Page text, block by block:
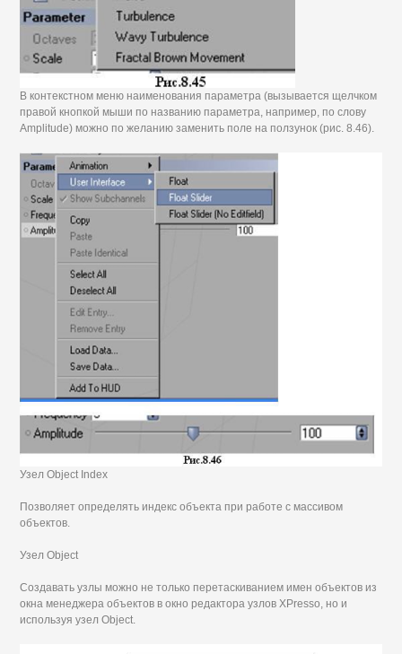
В контекстном меню наименования параметра (вызывается щелчком
правой кнопкой мыши по названию параметра, например, по слову
Amplitude) можно по желанию заменить поле на ползунок (рис. 8.46).
Узел Object Index
Позволяет определять индекс объекта при работе с массивом
объектов.
Узел Object
Создавать узлы можно не только перетаскиванием имен объектов из
окна менеджера объектов в окно редактора узлов XPresso, но и
используя узел Object.